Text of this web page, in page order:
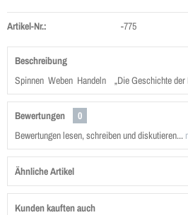
Artikel-Nr.: -775
Beschreibung
Spinnen Weben Handeln „Die Geschichte der
Bewertungen
0
Bewertungen lesen, schreiben und diskutieren...
Ähnliche Artikel
Kunden kauften auch